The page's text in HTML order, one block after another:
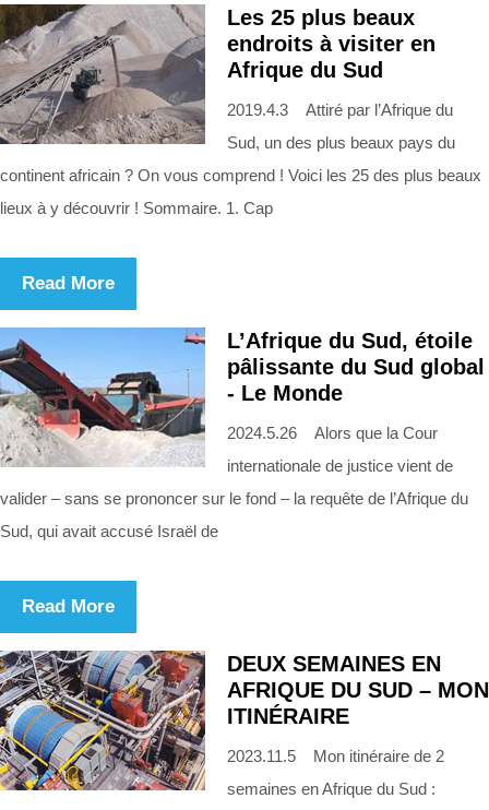
Les 25 plus beaux
endroits à visiter en
Afrique du Sud
2019.4.3 Attiré par l’Afrique du
Sud, un des plus beaux pays du
continent africain ? On vous comprend ! Voici les 25 des plus beaux
lieux à y découvrir ! Sommaire. 1. Cap
Read More
L’Afrique du Sud, étoile
pâlissante du Sud global
- Le Monde
2024.5.26 Alors que la Cour
internationale de justice vient de
valider – sans se prononcer sur le fond – la requête de l’Afrique du
Sud, qui avait accusé Israël de
Read More
DEUX SEMAINES EN
AFRIQUE DU SUD – MON
ITINÉRAIRE
2023.11.5 Mon itinéraire de 2
semaines en Afrique du Sud :